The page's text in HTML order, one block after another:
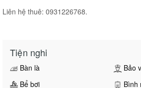
Liên hệ thuê: 0931226768.
Tiện nghi
Bàn là
Bảo
Bể bơi
Bình